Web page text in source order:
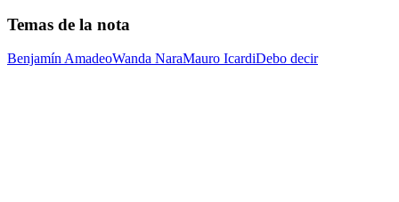
Temas de la nota
Benjamín AmadeoWanda NaraMauro IcardiDebo decir